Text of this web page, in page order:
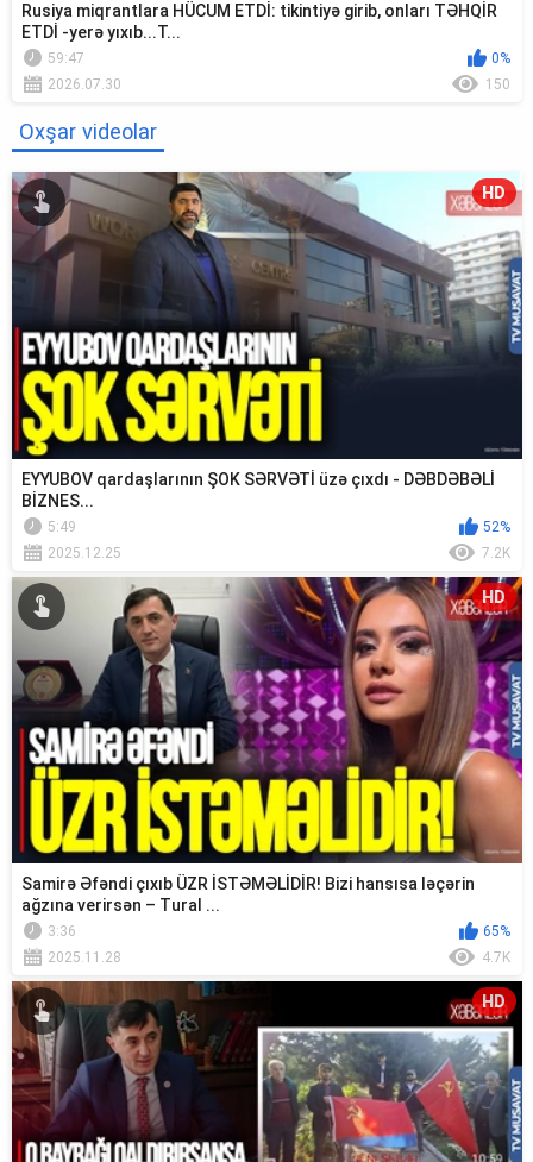
Rusiya miqrantlara HÜCUM ETDİ: tikintiyə girib, onları TƏHQİR
ETDİ -yerə yıxıb...T...
59:47
0%
2026.07.30
150
Oxşar videolar
HD
EYYUBOV qardaşlarının ŞOK SƏRVƏTİ üzə çıxdı - DƏBDƏBƏLİ
BİZNES...
5:49
52%
2025.12.25
7.2K
HD
Samirə Əfəndi çıxıb ÜZR İSTƏMƏLİDİR! Bizi hansısa ləçərin
ağzına verirsən – Tural ...
3:36
65%
2025.11.28
4.7K
HD